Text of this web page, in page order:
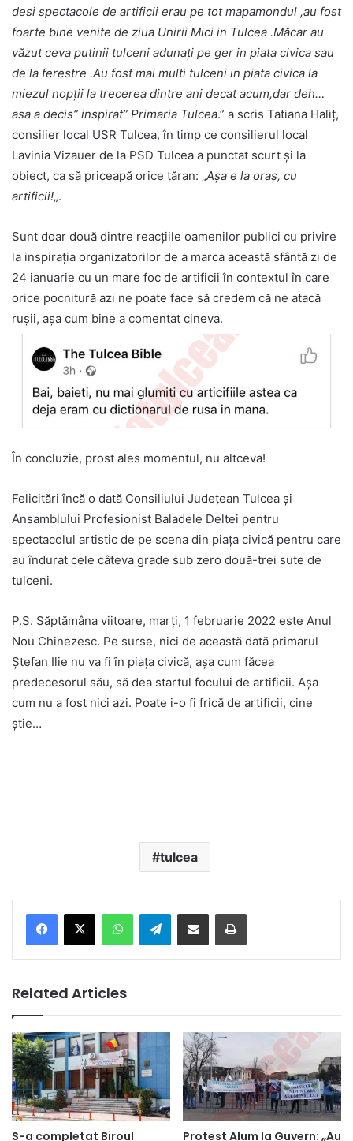
desi spectacole de artificii erau pe tot mapamondul ,au fost
foarte bine venite de ziua Unirii Mici in Tulcea .Măcar au
văzut ceva putinii tulceni adunați pe ger in piata civica sau
de la ferestre .Au fost mai multi tulceni in piata civica la
miezul nopții la trecerea dintre ani decat acum,dar deh…
asa a decis” inspirat” Primaria Tulcea.” a scris Tatiana Haliţ,
consilier local USR Tulcea, în timp ce consilierul local
Lavinia Vizauer de la PSD Tulcea a punctat scurt şi la
obiect, ca să priceapă orice ţăran: „Aşa e la oraş, cu
artificii!„.
Sunt doar două dintre reacţiile oamenilor publici cu privire
la inspiraţia organizatorilor de a marca această sfântă zi de
24 ianuarie cu un mare foc de artificii în contextul în care
orice pocnitură azi ne poate face să credem că ne atacă
ruşii, aşa cum bine a comentat cineva.
În concluzie, prost ales momentul, nu altceva!
Felicitări încă o dată Consiliului Judeţean Tulcea şi
Ansamblului Profesionist Baladele Deltei pentru
spectacolul artistic de pe scena din piaţa civică pentru care
au îndurat cele câteva grade sub zero două-trei sute de
tulceni.
P.S. Săptămâna viitoare, marţi, 1 februarie 2022 este Anul
Nou Chinezesc. Pe surse, nici de această dată primarul
Ştefan Ilie nu va fi în piaţa civică, aşa cum făcea
predecesorul său, să dea startul focului de artificii. Aşa
cum nu a fost nici azi. Poate i-o fi frică de artificii, cine
ştie…
tulcea
Telegram
Related Articles
S-a completat Biroul Protest Alum la Guvern: „Au